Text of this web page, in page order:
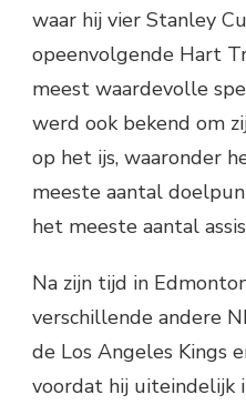
waar hij vier Stanley
opeenvolgende Hart
meest waardevolle
werd ook bekend om
op het ijs, waaronder
meeste aantal
het meeste aantal
Na zijn tijd in
verschillende andere
de Los Angeles Kings
voordat hij uiteindelijk